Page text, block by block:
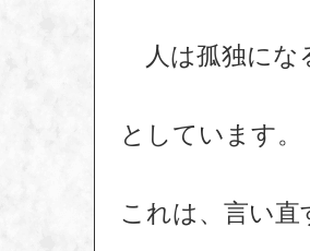
人は孤独にな
としています。
これは、言い直